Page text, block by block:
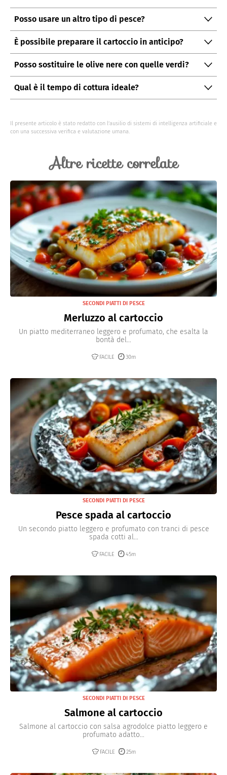
Posso usare un altro tipo di pesce?
Sì, la cottura al cartoccio si presta bene anche
pesci come orata o merluzzo.
È possibile preparare il cartoccio in anticipo?
Certamente, potete assemblare i cartocci qualche ora
prima e conservarli in frigorifero fino al momento
della cottura.
Posso sostituire le olive nere con quelle verdi?
Assolutamente, le olive verdi daranno un sapore
leggermente più dolce e meno intenso al piatto.
Qual è il tempo di cottura ideale?
Il presente articolo è stato redatto con l’ausilio di sistemi di intelligenza artificiale e
con una successiva verifica e valutazione umana.
Altre ricette correlate
SECONDI PIATTI DI PESCE
Merluzzo al cartoccio
Un piatto mediterraneo leggero e profumato, che esalta la
bontà del...
FACILE 30m
SECONDI PIATTI DI PESCE
Pesce spada al cartoccio
Un secondo piatto leggero e profumato con tranci di pesce
spada cotti al...
FACILE 45m
SECONDI PIATTI DI PESCE
Salmone al cartoccio
Salmone al cartoccio con salsa agrodolce piatto leggero e
profumato adatto...
FACILE 25m